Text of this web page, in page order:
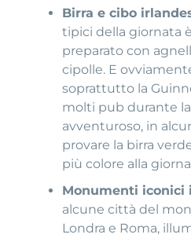
Birra e cibo
tipici della giornata
preparato con
cipolle. E
soprattutto la
molti pub durante
avventuroso, in
provare la birra
più colore alla
Monumenti
alcune città del
Londra e Roma,